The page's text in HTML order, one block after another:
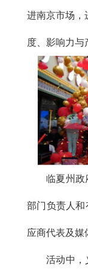
进南京市场，
度、影响力与
临夏州政
部门负责人
应商代表及媒
活动中，